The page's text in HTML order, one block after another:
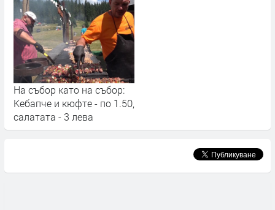
На събор като на събор:
Кебапче и кюфте - по 1.50,
салатата - 3 лева